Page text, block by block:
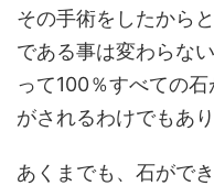
その手術をしたから
である事は変わらな
って100％すべての
がされるわけでもあり
あくまでも、石がで